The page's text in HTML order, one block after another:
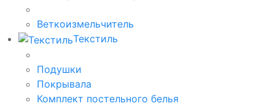
Веткоизмельчитель
Текстиль
Подушки
Покрывала
Комплект постельного белья